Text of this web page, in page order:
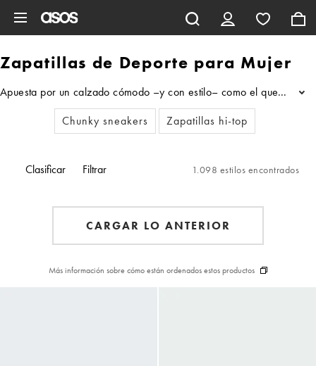
Zapatillas de Deporte para Mujer
Apuesta por un calzado cómodo –y con estilo– como el que...
Chunky sneakers
Zapatillas hi-top
Clasificar Filtrar 1.098 estilos encontrados
CARGAR LO ANTERIOR
Más información sobre cómo están ordenados estos productos